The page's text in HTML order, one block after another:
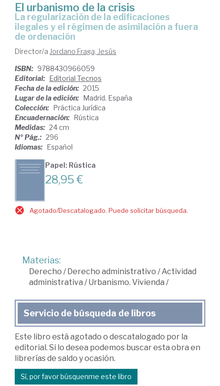
El urbanismo de la crisis
la regularización de la edificaciones
ilegales y el régimen de asimilación a fuera
de ordenación
Director/a Jordano Fraga, Jesús
ISBN: 9788430966059
Editorial: Editorial Tecnos
Fecha de la edición: 2015
Lugar de la edición: Madrid. España
Colección: Práctica Jurídica
Encuadernación: Rústica
Medidas: 24 cm
Nº Pág.: 296
Idiomas: Español
Papel: Rústica
28,95 €
Agotado/Descatalogado. Puede solicitar búsqueda.
Materias:
Derecho / Derecho administrativo /Actividad
administrativa /Urbanismo. Vivienda /
Servicio de búsqueda de libros
Este libro está agotado o descatalogado por la
editorial. Si lo desea podemos buscar esta obra en
librerías de saldo y ocasión.
Sí, por favor búsquenme este libro